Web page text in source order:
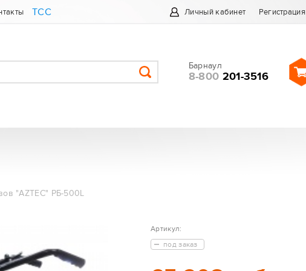
ТСС Личный кабинет Регистрация
Барнаул
8-800 201-3516
"AZTEC" РБ-500L
Артикул:
под заказ